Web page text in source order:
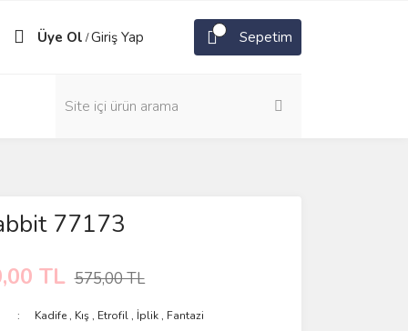
Üye Ol /Giriş Yap Sepetim
77173
TL 575,00 TL
Kadife , Kış , Etrofil, İplik , Fantazi